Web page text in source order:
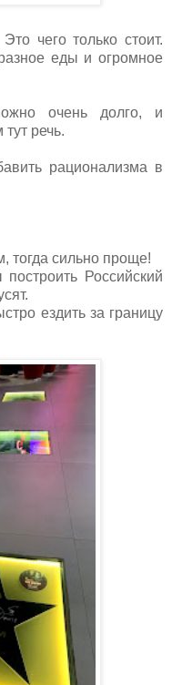
чего только стоит.
еды и огромное
очень долго, и
речь.
рационализма в
тогда сильно проще!
Российский
ездить за границу